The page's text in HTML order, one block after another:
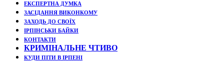
ЕКСПЕРТНА ДУМКА
ЗАСІДАННЯ ВИКОНКОМУ
ЗАХОДЬ ДО СВОЇХ
ІРПІНСЬКИ БАЙКИ
КОНТАКТИ
КРИМІНАЛЬНЕ ЧТИВО
КУДИ ПІТИ В ІРПЕНІ